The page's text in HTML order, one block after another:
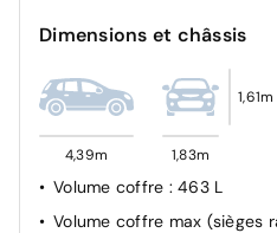
Mesures de protection des
Dimensions et châssis
4,39m 1,83m
1,61m
Volume coffre : 463 L
Volume coffre max (sièges